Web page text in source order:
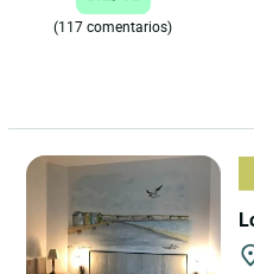
(117 comentarios)